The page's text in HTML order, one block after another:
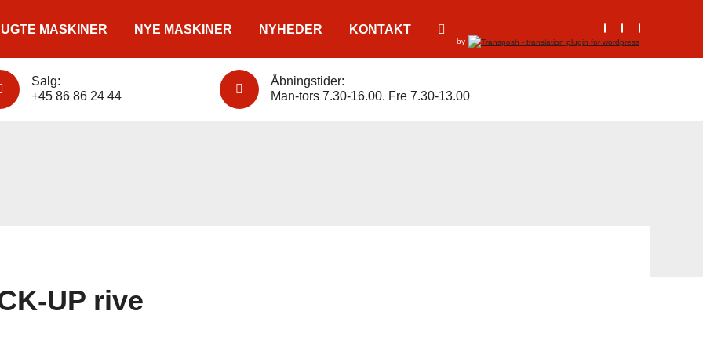
MASKINER NYE MASKINER NYHEDER KONTAKT
by
Salg:
+45 86 86 24 44
Åbningstider:
Man-tors 7.30-16.00. Fre 7.30-13.00
UP rive